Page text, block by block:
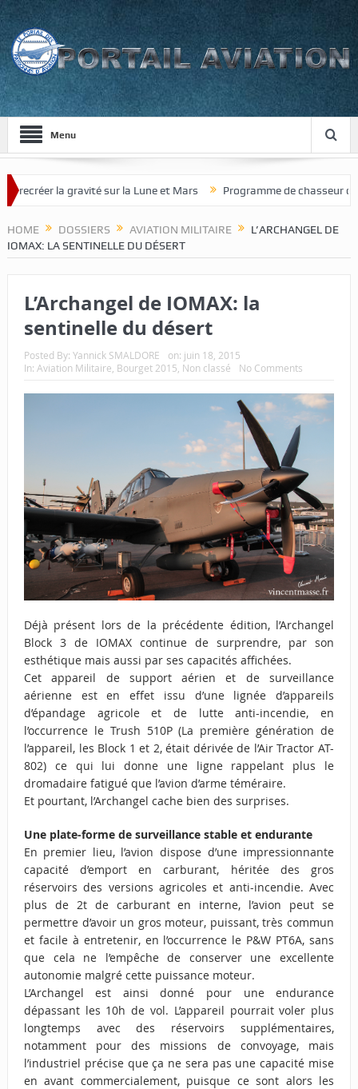
Menu
gravité sur la Lune et Mars Programme de chasseur de nouvelle
HOME DOSSIERS AVIATION MILITAIRE
L’ARCHANGEL DE
IOMAX: LA SENTINELLE DU DÉSERT
L’Archangel de IOMAX: la
sentinelle du désert
Posted By: Yannick SMALDORE on: juin 18, 2015
In: Aviation Militaire Bourget 2015 Non classé No Comments
Déjà présent lors de la précédente édition, l’Archangel
Block 3 de IOMAX continue de surprendre, par son
esthétique mais aussi par ses capacités affichées.
Cet appareil de support aérien et de surveillance
aérienne est en effet issu d’une lignée d’appareils
d’épandage agricole et de lutte anti-incendie, en
l’occurrence le Trush 510P (La première génération de
l’appareil, les Block 1 et 2, était dérivée de l’Air Tractor AT-
802) ce qui lui donne une ligne rappelant plus le
dromadaire fatigué que l’avion d’arme téméraire.
Et pourtant, l’Archangel cache bien des surprises.
Une plate-forme de surveillance stable et endurante
En premier lieu, l’avion dispose d’une impressionnante
capacité d’emport en carburant, héritée des gros
réservoirs des versions agricoles et anti-incendie. Avec
plus de 2t de carburant en interne, l’avion peut se
permettre d’avoir un gros moteur, puissant, très commun
et facile à entretenir, en l’occurrence le P&W PT6A, sans
que cela ne l’empêche de conserver une excellente
autonomie malgré cette puissance moteur.
L’Archangel est ainsi donné pour une endurance
dépassant les 10h de vol. L’appareil pourrait voler plus
longtemps avec des réservoirs supplémentaires,
notamment pour des missions de convoyage, mais
l’industriel précise que ça ne sera pas une capacité mise
en avant commercialement, puisque ce sont alors les